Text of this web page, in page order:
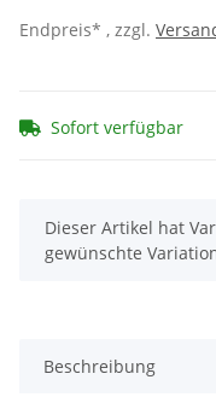
Endpreis* , zzgl.
Sofort verfügbar
x
Dieser Artikel hat
gewünschte
Beschreibung